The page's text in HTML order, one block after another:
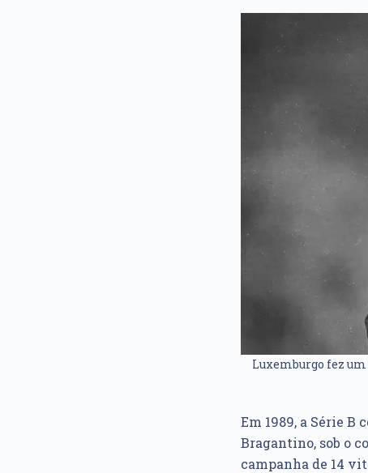
Luxemburgo fez
Em 1989, a Série B
Bragantino, sob o
campanha de 14